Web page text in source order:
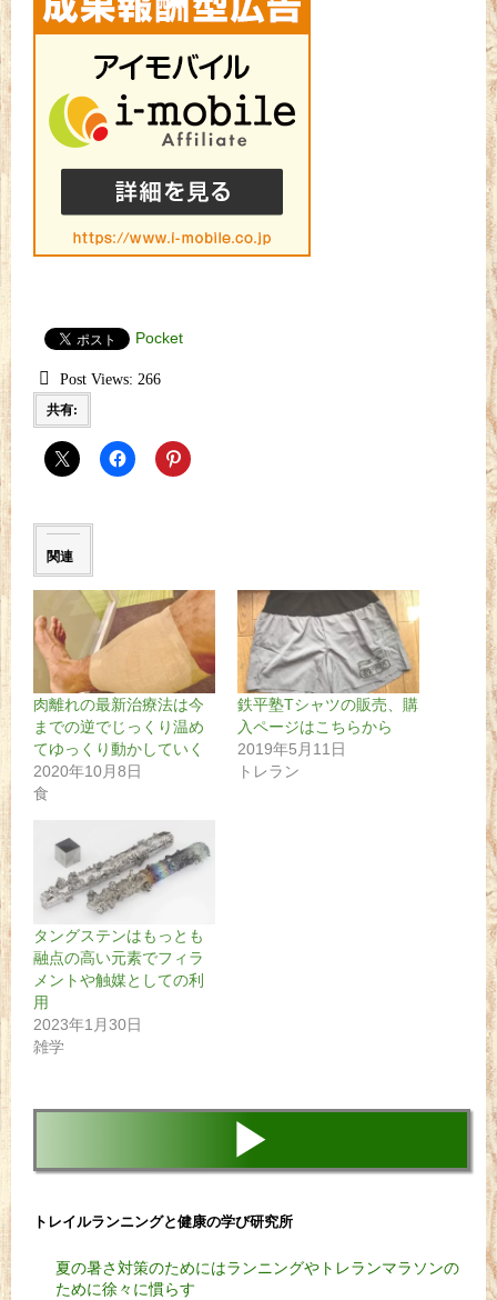
Pocket
Post Views: 266
共有:
関連
肉離れの最新治療法は今
までの逆でじっくり温め
てゆっくり動かしていく
2020年10月8日
食
鉄平塾Tシャツの販売、購
入ページはこちらから
2019年5月11日
トレラン
タングステンはもっとも
融点の高い元素でフィラ
メントや触媒としての利
用
2023年1月30日
雑学
▶
トレイルランニングと健康の学び研究所
夏の暑さ対策のためにはランニングやトレランマラソンの
ために徐々に慣らす